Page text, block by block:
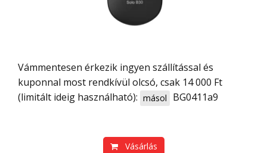
Vámmentesen érkezik ingyen szállítással és
kuponnal most rendkívül olcsó, csak 14 000 Ft
(limitált ideig használható): másol BG0411a9
Vásárlás